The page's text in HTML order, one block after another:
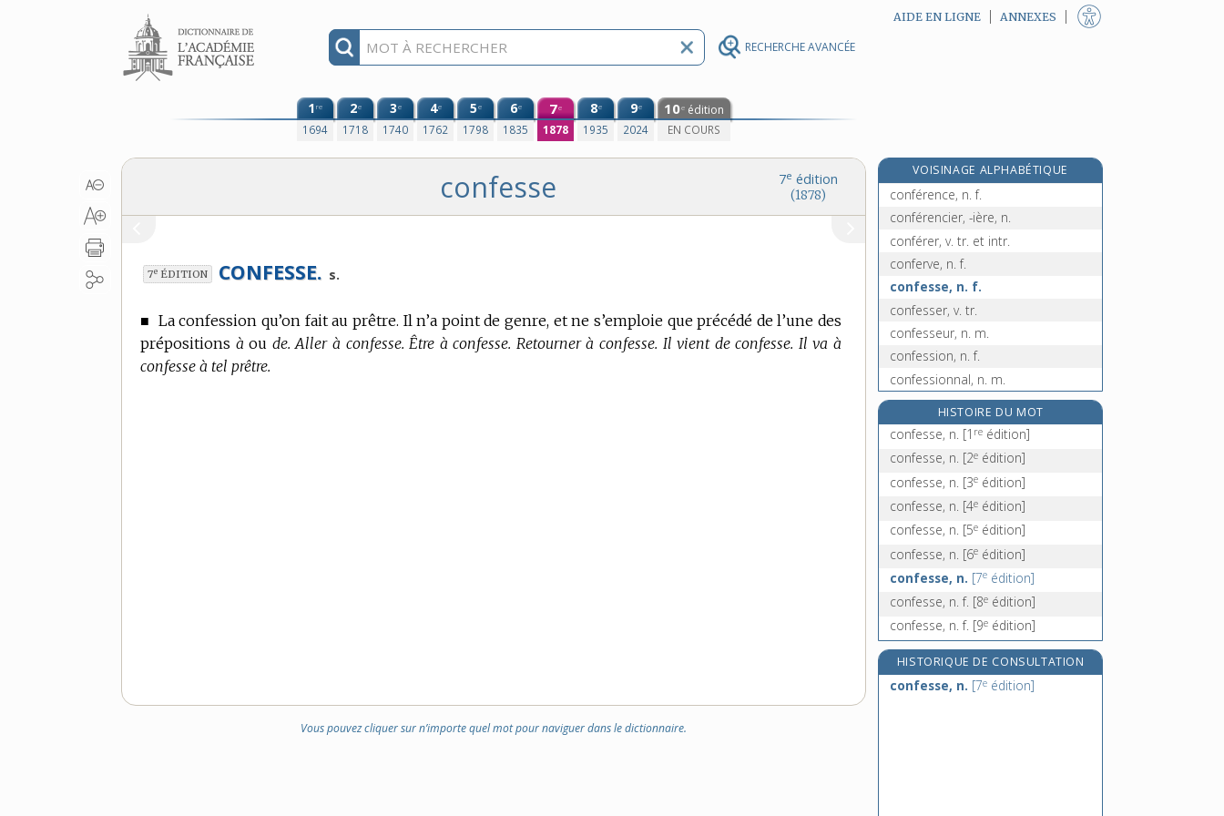
RECHERCHE AVANCÉE
Aller au contenu AIDE EN LIGNE ANNEXES
1re
1694
2e
1718
3e
1740
4e
1762
5e
1798
6e
1835
7e
1878
8e
1935
9e
2024
10e édition
EN COURS
7e édition
(1878)
confesse
7e ÉDITION CONFESSE. s.
■ La confession qu’on fait au prêtre. Il n’a point de genre, et ne s’emploie que précédé de l’une des
prépositions à ou de. Aller à confesse. Être à confesse. Retourner à confesse. Il vient de confesse. Il va à
confesse à tel prêtre.
Vous pouvez cliquer sur n’importe quel mot pour naviguer dans le dictionnaire.
VOISINAGE ALPHABÉTIQUE
confer
conférence, n. f.
conférencier, -ière, n.
conférer, v. tr. et intr.
conferve, n. f.
confesse, n. f.
confesser, v. tr.
confesseur, n. m.
confession, n. f.
confessionnal, n. m.
confessionnel, -elle, adj.
confetti, n. m.
confidemment, adv.
HISTOIRE DU MOT
confesse, n. [1 re édition]
confesse, n. [2e édition]
confesse, n. [3e édition]
confesse, n. [4e édition]
confesse, n. [5e édition]
confesse, n. [6e édition]
confesse, n. [7e édition]
confesse, n. f. [8e édition]
confesse, n. f. [9e édition]
HISTORIQUE DE CONSULTATION
confesse, n. [7e édition]